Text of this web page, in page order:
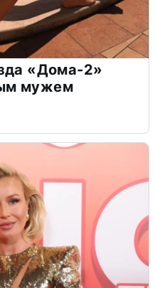
«Дома-2»
мужем